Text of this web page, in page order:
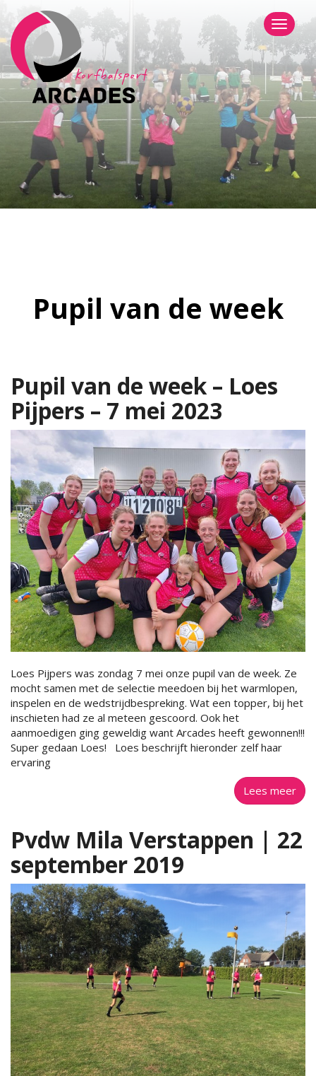
Menu
Pupil van de week
Pupil van de week – Loes
Pijpers – 7 mei 2023
Loes Pijpers was zondag 7 mei onze pupil van de week. Ze
mocht samen met de selectie meedoen bij het warmlopen,
inspelen en de wedstrijdbespreking. Wat een topper, bij het
inschieten had ze al meteen gescoord. Ook het
aanmoedigen ging geweldig want Arcades heeft gewonnen!!!
Super gedaan Loes! Loes beschrijft hieronder zelf haar
ervaring
Lees meer
Pvdw Mila Verstappen | 22
september 2019